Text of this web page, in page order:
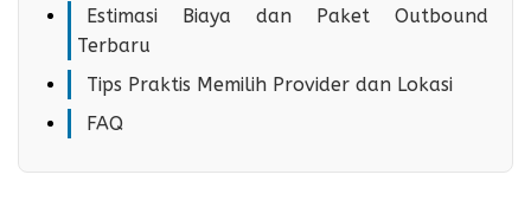
Estimasi Biaya dan Paket Outbound
Terbaru
Tips Praktis Memilih Provider dan Lokasi
FAQ